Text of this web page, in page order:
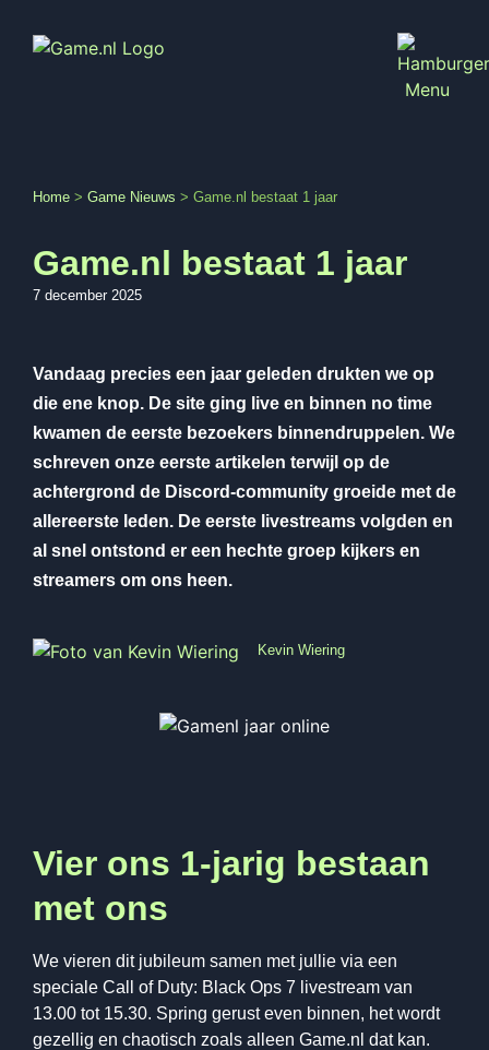
Home > Game Nieuws > Game.nl bestaat 1 jaar
Game.nl bestaat 1 jaar
7 december 2025
Vandaag precies een jaar geleden drukten we op
die ene knop. De site ging live en binnen no time
kwamen de eerste bezoekers binnendruppelen. We
schreven onze eerste artikelen terwijl op de
achtergrond de Discord-community groeide met de
allereerste leden. De eerste livestreams volgden en
al snel ontstond er een hechte groep kijkers en
streamers om ons heen.
Kevin Wiering
Vier ons 1-jarig bestaan
met ons
We vieren dit jubileum samen met jullie via een
speciale Call of Duty: Black Ops 7 livestream van
13.00 tot 15.30. Spring gerust even binnen, het wordt
gezellig en chaotisch zoals alleen Game.nl dat kan.